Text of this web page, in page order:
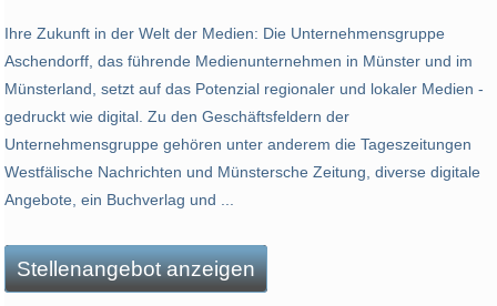
Ihre Zukunft in der Welt der Medien: Die Unternehmensgruppe
Aschendorff, das führende Medienunternehmen in Münster und im
Münsterland, setzt auf das Potenzial regionaler und lokaler Medien -
gedruckt wie digital. Zu den Geschäftsfeldern der
Unternehmensgruppe gehören unter anderem die Tageszeitungen
Westfälische Nachrichten und Münstersche Zeitung, diverse digitale
Angebote, ein Buchverlag und ...
Stellenangebot anzeigen